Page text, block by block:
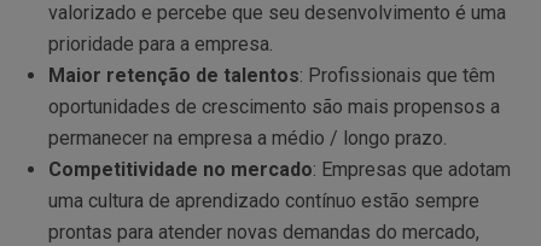
valorizado e percebe que seu desenvolvimento é uma
prioridade para a empresa.
Maior retenção de talentos: Profissionais que têm
oportunidades de crescimento são mais propensos a
permanecer na empresa a médio / longo prazo.
Competitividade no mercado: Empresas que adotam
uma cultura de aprendizado contínuo estão sempre
prontas para atender novas demandas do mercado,